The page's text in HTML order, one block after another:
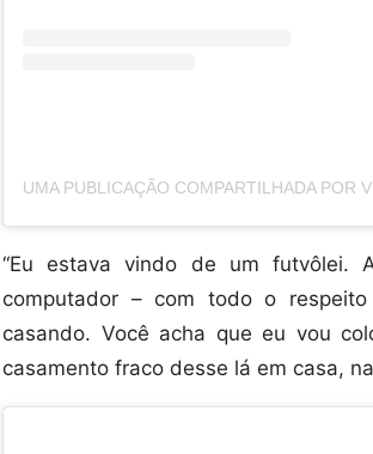
“Eu estava vindo de um
computador – com todo o
casando. Você acha que eu vou
casamento fraco desse lá em casa,